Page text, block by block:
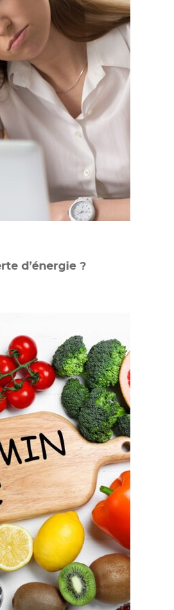
d’énergie ?